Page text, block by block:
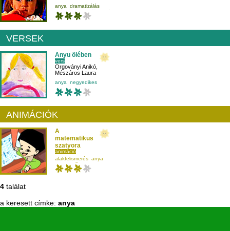
anya
dramatizálás
galamb
harmadikosnak
VERSEK
Anyu ölében
vers
Orgoványi Anikó
Mészáros Laura
anya negyedikes
ANIMÁCIÓK
A
matematikus
szatyora
animáció
Jónás Tamás
Csöre Gábor
Janoch Lívia
alakfelismerés anya
matematika
másodikosnak
4 találat
a keresett címke: anya